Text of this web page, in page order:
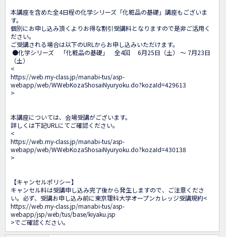
本講座を含めた全4日程の化学シリーズ「化粧品の基礎」講座もございま
す。
個別にお申し込み頂くよりお得な割引受講料となりますので是非ご活用く
ださい。
ご受講される場合は以下のURLからお申し込みいただけます。
（土）
<
https://web.my-class.jp/manabi-tus/asp-
webapp/web/WWebKozaShosaiNyuryoku.do?kozaId=429613
>
本講座については、会場受講がございます。
詳しくは下記URLにてご確認ください。
<
https://web.my-class.jp/manabi-tus/asp-
webapp/web/WWebKozaShosaiNyuryoku.do?kozaId=430138
>
【キャンセルポリシー】
キャンセル料は受講申し込み完了後から発生しますので、ご注意くださ
い。必ず、受講お申し込み前に東京理科大学オープンカレッジ受講規約<
https://web.my-class.jp/manabi-tus/asp-
webapp/jsp/web/tus/base/kiyaku.jsp
>でご確認ください。